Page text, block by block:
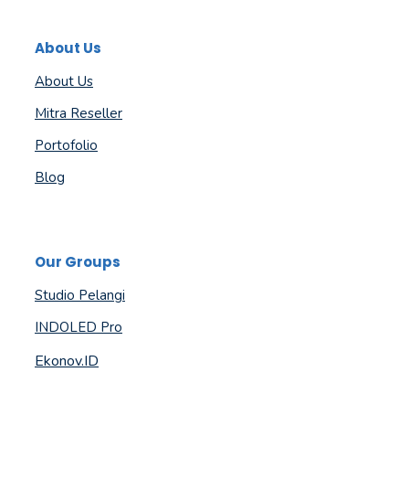
About Us
About Us
Mitra Reseller
Portofolio
Blog
Our Groups
Studio Pelangi
INDOLED Pro
Ekonov.ID